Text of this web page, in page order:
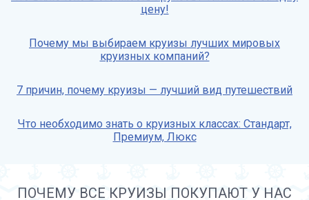
цену!
Почему мы выбираем круизы лучших мировых
круизных компаний?
7 причин, почему круизы — лучший вид путешествий
Что необходимо знать о круизных классах: Стандарт,
Премиум, Люкс
ПОЧЕМУ ВСЕ КРУИЗЫ ПОКУПАЮТ У НАС